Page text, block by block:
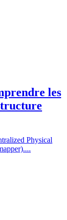
les
Physical